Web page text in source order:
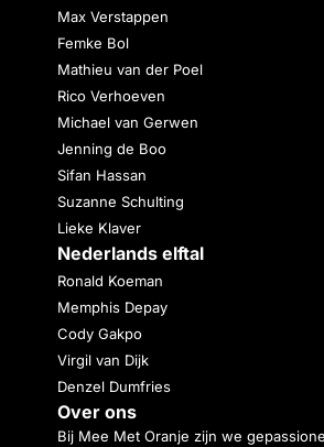
Max Verstappen
Femke Bol
Mathieu van der Poel
Rico Verhoeven
Michael van Gerwen
Jenning de Boo
Sifan Hassan
Suzanne Schulting
Lieke Klaver
Nederlands elftal
Ronald Koeman
Memphis Depay
Cody Gakpo
Virgil van Dijk
Denzel Dumfries
Over ons
Bij Mee Met Oranje zijn we